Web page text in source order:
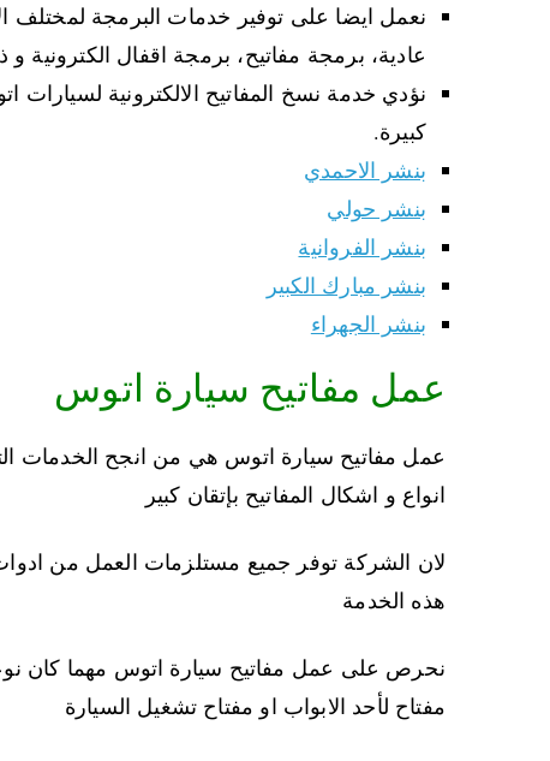
نعمل ايضا على توفير خدمات البرمجة لمختلف
عادية، برمجة مفاتيح، برمجة اقفال الكترونية
نؤدي خدمة نسخ المفاتيح الالكترونية لسيارات
كبيرة.
بنشر الاحمدي
بنشر حولي
بنشر الفروانية
بنشر مبارك الكبير
بنشر الجهراء
عمل مفاتيح سيارة اتوس
عمل مفاتيح سيارة اتوس هي من انجح الخدمات
انواع و اشكال المفاتيح بإتقان كبير
لان الشركة توفر جميع مستلزمات العمل من
هذه الخدمة
نحرص على عمل مفاتيح سيارة اتوس مهما كان
مفتاح لأحد الابواب او مفتاح تشغيل السيارة